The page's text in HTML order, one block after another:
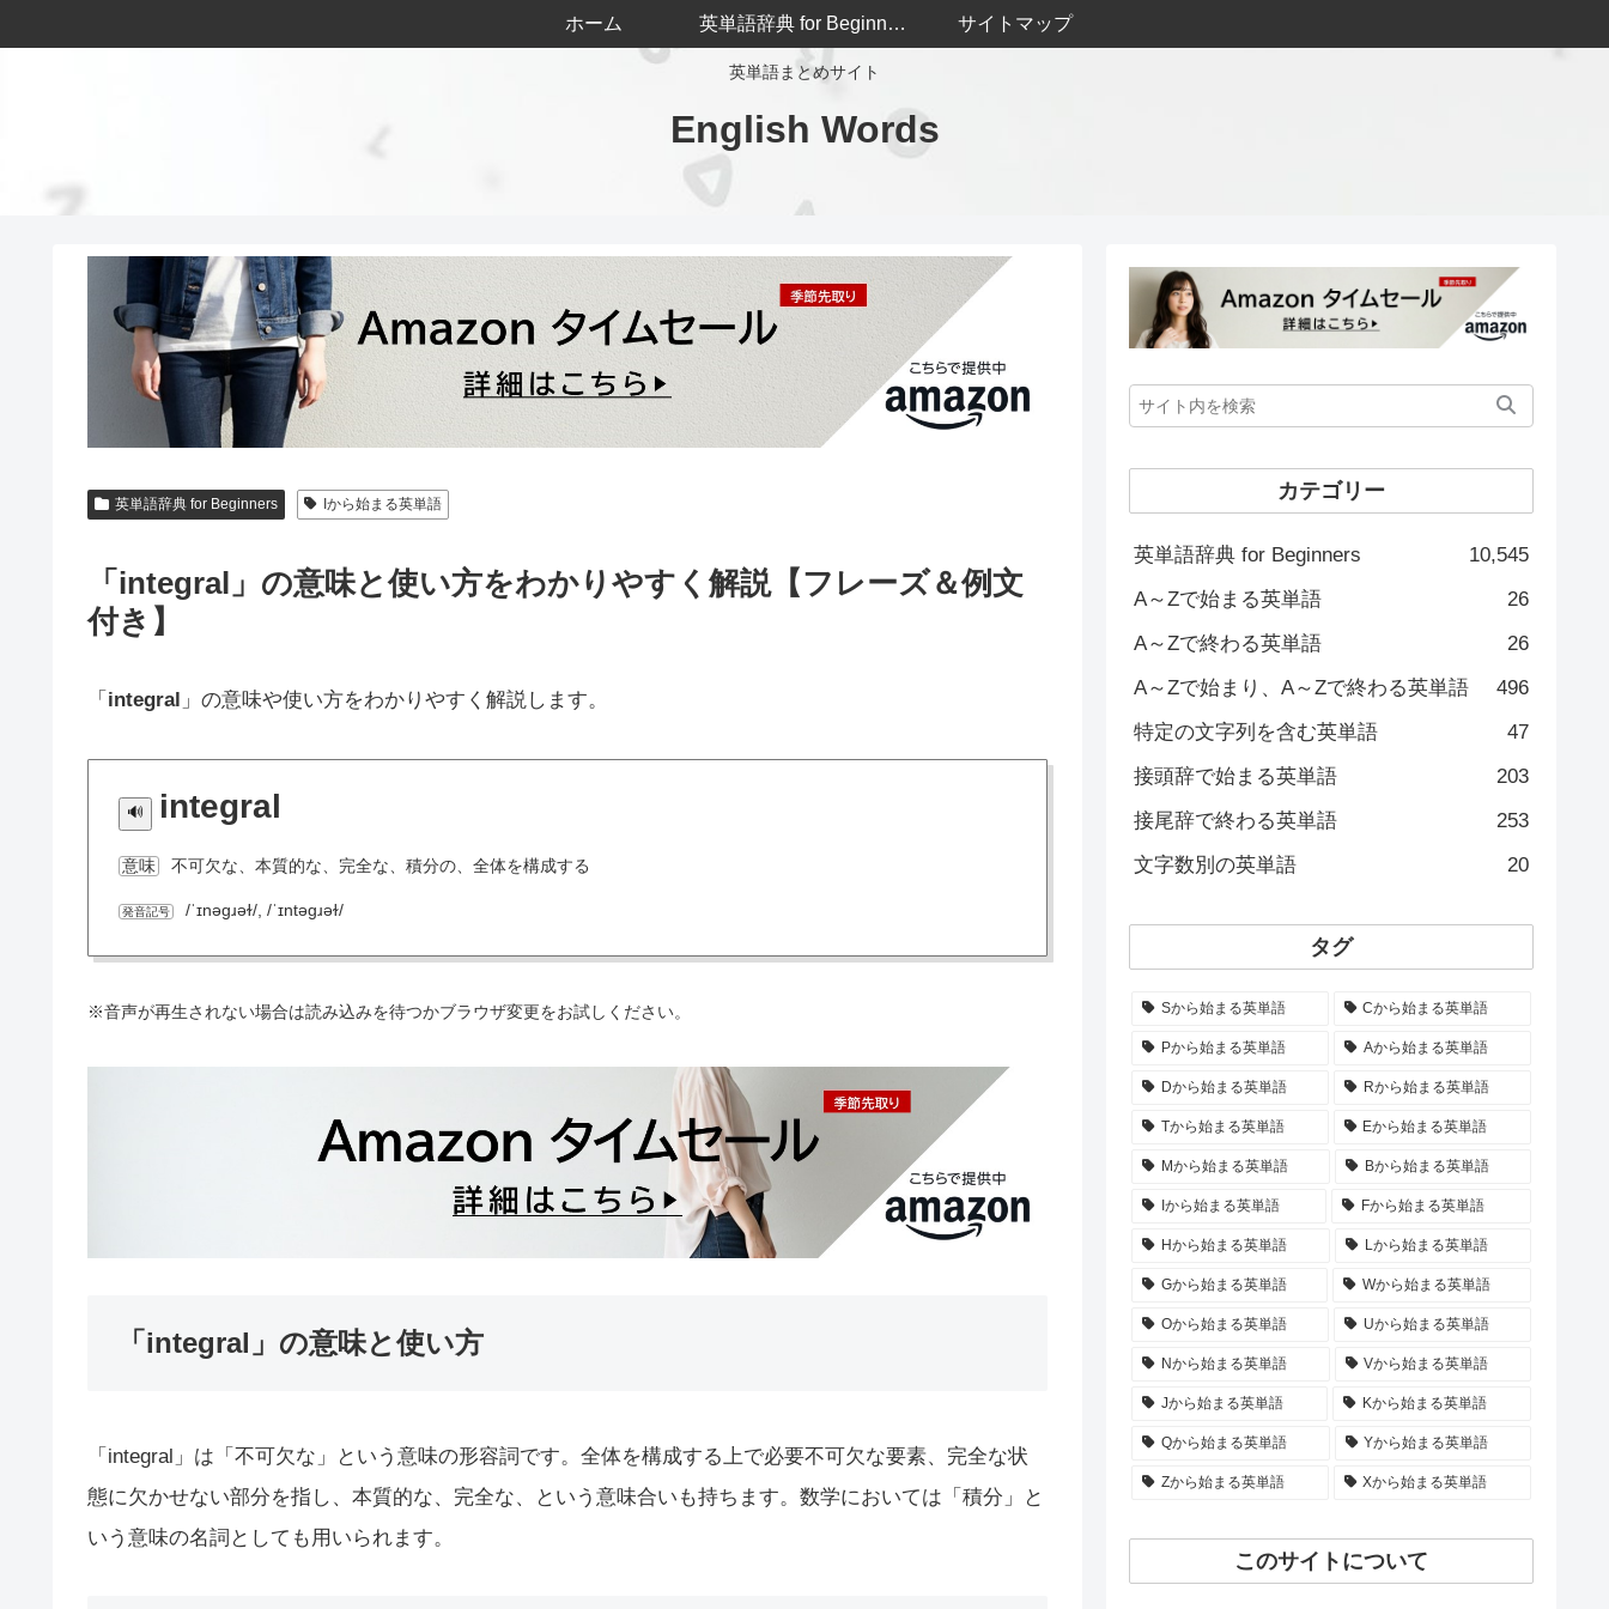
英単語まとめサイト
English Words
ホーム 英単語辞典 for Beginners サイトマップ
英単語辞典 for Beginners Iから始まる英単語
「integral」の意味と使い方をわかりやすく解説【フレーズ＆例文
付き】
「 integral 」の意味や使い方をわかりやすく解説します。
integral
意味 不可欠な、本質的な、完全な、積分の、全体を構成する
発音記号 /ˈɪnəɡɹəɫ/, /ˈɪntəɡɹəɫ/
※音声が再生されない場合は読み込みを待つかブラウザ変更をお試しください。
「integral」の意味と使い方
「integral」は「不可欠な」という意味の形容詞です。全体を構成する上で必要不可欠な要素、完全な状
態に欠かせない部分を指し、本質的な、完全な、という意味合いも持ちます。数学においては「積分」と
いう意味の名詞としても用いられます。
カテゴリー
英単語辞典 for Beginners
10,545
A～Zで始まる英単語
26
A～Zで終わる英単語
26
A～Zで始まり、A～Zで終わる英単語
496
特定の文字列を含む英単語
47
接頭辞で始まる英単語
203
接尾辞で終わる英単語
253
文字数別の英単語
20
タグ
Sから始まる英単語 Cから始まる英単語
Pから始まる英単語 Aから始まる英単語
Dから始まる英単語 Rから始まる英単語
Tから始まる英単語 Eから始まる英単語
Mから始まる英単語 Bから始まる英単語
Iから始まる英単語 Fから始まる英単語
Hから始まる英単語 Lから始まる英単語
Gから始まる英単語 Wから始まる英単語
Oから始まる英単語 Uから始まる英単語
Nから始まる英単語 Vから始まる英単語
Jから始まる英単語 Kから始まる英単語
Qから始まる英単語 Yから始まる英単語
Zから始まる英単語 Xから始まる英単語
このサイトについて